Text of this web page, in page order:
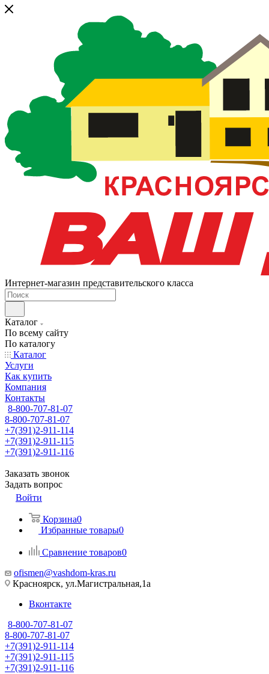
Интернет-магазин представительского класса
Каталог
По всему сайту
По каталогу
Каталог
Услуги
Как купить
Компания
Контакты
8-800-707-81-07
8-800-707-81-07
+7(391)2-911-114
+7(391)2-911-115
+7(391)2-911-116
Заказать звонок
Задать вопрос
Войти
Корзина0
Избранные товары0
Сравнение товаров0
ofismen@vashdom-kras.ru
Красноярск, ул.Магистральная,1а
Вконтакте
8-800-707-81-07
8-800-707-81-07
+7(391)2-911-114
+7(391)2-911-115
+7(391)2-911-116